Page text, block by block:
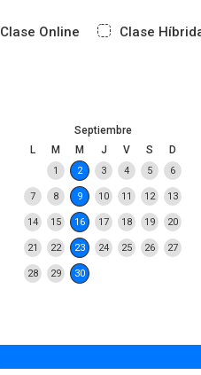
Clase Online Clase
Septiembre
L
M M J V S D
1 2 3 4 5 6
7 8 9 10 11 12 13
14 15 16 17 18 19 20
21 22 23 24 25 26 27
28 29 30